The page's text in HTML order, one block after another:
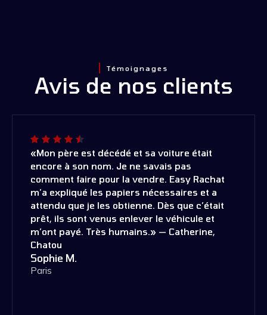
Témoignages
Avis de nos clients
«Mon père est décédé et sa voiture était
encore à son nom. Je ne savais pas
comment faire pour la vendre. Easy Rachat
m’a expliqué les papiers nécessaires et a
attendu que je les obtienne. Dès que c’était
prêt, ils sont venus enlever le véhicule et
m’ont payé. Très humains.» — Catherine,
Chatou
Sophie M.
Paris